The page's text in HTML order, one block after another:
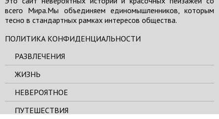
всего Мира.Мы объединяем единомышленников, которым
тесно в стандартных рамках интересов общества.
ПОЛИТИКА КОНФИДЕНЦИАЛЬНОСТИ
РАЗВЛЕЧЕНИЯ
ЖИЗНЬ
НЕВЕРОЯТНОЕ
ПУТЕШЕСТВИЯ